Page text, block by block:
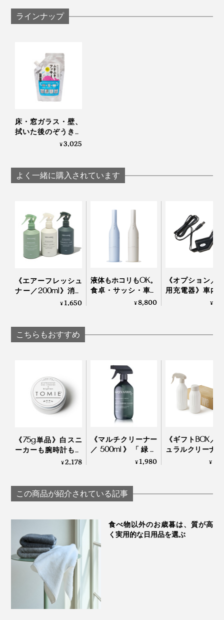
真っ白なぞうきんが蘇るたびに、「よし、次」と、自然
にやる気が出てきました。
に光って、いい気分。
とくに窓ガラスは、正面からは気づかなかった、白いホ
コリや手垢汚れが、横から見た時に、浮き上がって見え
て焦りましたが、ぞうきんで、一度拭くだけで、汚れが
ぞうきん、もう片方の手に乾いたぞうきんの“二刀流ス
タイル”がおすすめ！）
も、ガラスに広がっていた白い汚れが消えて、ひと皮剥
こんなに「きれいになった」成果が見えて、しかも面倒
ラインナップ
床・窓ガラス・壁、
拭いた後のぞうきん
までピカピカになる
キー
¥3,025
よく一緒に購入されています
《エアーフレッシュ
ナー／200ml》消臭
成分配合で気になる
りに包まれる天然ア
ロマのミストスプレ
¥1,650
液体もホコリもOK。
食卓・サッシ・車を
ささっとキレイにで
¥8,800
《オプション／
用充電器》車内
ンディクリーナ
¥
こちらもおすすめ
《75g単品》白スニ
ーカーも腕時計もフ
ローリングもピッカ
ム」｜TOMIE
¥2,178
《マルチクリーナー
／500ml》「緑の
国」の香りに包まれ
お掃除スプレー｜
GREEN NATION life
¥1,980
《ギフトBOX／
ュラルクリーナ
プレータイプ＆
洗剤｜Shell
clean？
¥
この商品が紹介されている記事
食べ物以外のお歳暮は、質が高
く実用的な日用品を選ぶ